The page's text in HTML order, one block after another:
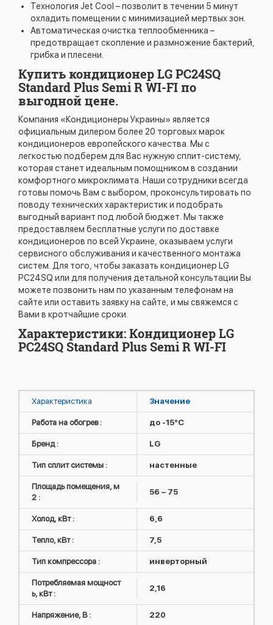
Технология Jet Cool – позволит в течении 5 минут
охладить помещении с минимизацией мертвых зон.
Автоматическая очистка теплообменника –
предотвращает скопление и размножение бактерий,
грибка и плесени.
Купить кондиционер LG PC24SQ
Standard Plus Semi R WI-FI по
выгодной цене.
Компания «Кондиционеры Украины» является
официальным дилером более 20 торговых марок
кондиционеров европейского качества. Мы с
легкостью подберем для Вас нужную сплит-систему,
которая станет идеальным помощником в создании
комфортного микроклимата. Наши сотрудники всегда
готовы помочь Вам с выбором, проконсультировать по
поводу технических характеристик и подобрать
выгодный вариант под любой бюджет. Мы также
предоставляем бесплатные услуги по доставке
кондиционеров по всей Украине, оказываем услуги
сервисного обслуживания и качественного монтажа
систем. Для того, чтобы заказать кондиционер LG
PC24SQ или для получения детальной консультации Вы
можете позвонить нам по указанным телефонам на
сайте или оставить заявку на сайте, и мы свяжемся с
Вами в кротчайшие сроки.
Характеристики: Кондиционер LG
PC24SQ Standard Plus Semi R WI-FI
Характеристика Значение
Работа на обогрев : до -15°C
Бренд : LG
Тип сплит системы : настенные
Площадь помещения, м
2 :
56 – 75
Холод, кВт : 6,6
Тепло, кВт : 7,5
Тип компрессора : инверторный
Потребляемая мощност
ь, кВт :
2,16
Напряжение, В : 220